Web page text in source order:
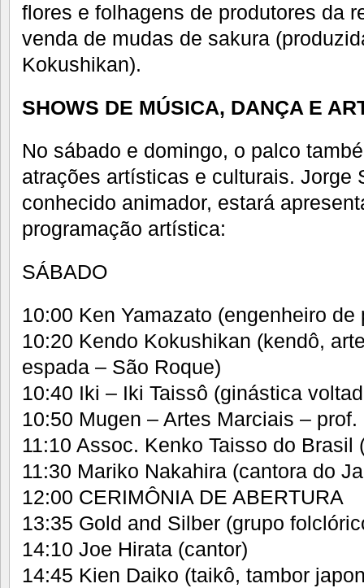
flores e folhagens de produtores da
venda de mudas de sakura
Kokushikan).
SHOWS DE MÚSICA, DANÇA E
No sábado e domingo, o palco
atrações artísticas e culturais. Jorge
conhecido animador, estará
programação artística:
SÁBADO
10:00 Ken Yamazato (engenheiro de
10:20 Kendo Kokushikan (kendô,
espada – São Roque)
10:40 Iki – Iki Taissô (ginástica
10:50 Mugen – Artes Marciais –
11:10 Assoc. Kenko Taisso do
11:30 Mariko Nakahira (cantora do
12:00 CERIMÔNIA DE ABERTURA
13:35 Gold and Silber (grupo
14:10 Joe Hirata (cantor)
14:45 Kien Daiko (taikô, tambor